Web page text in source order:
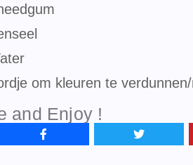
om kleuren te
and Enjoy !